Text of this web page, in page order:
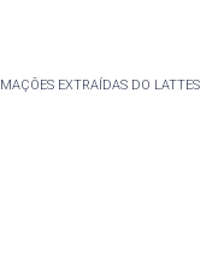
EXTRAÍDAS DO LATTES